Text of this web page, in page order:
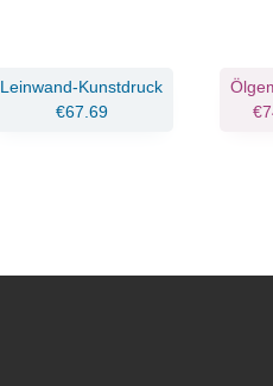
Leinwand-Kunstdruck
€67.69